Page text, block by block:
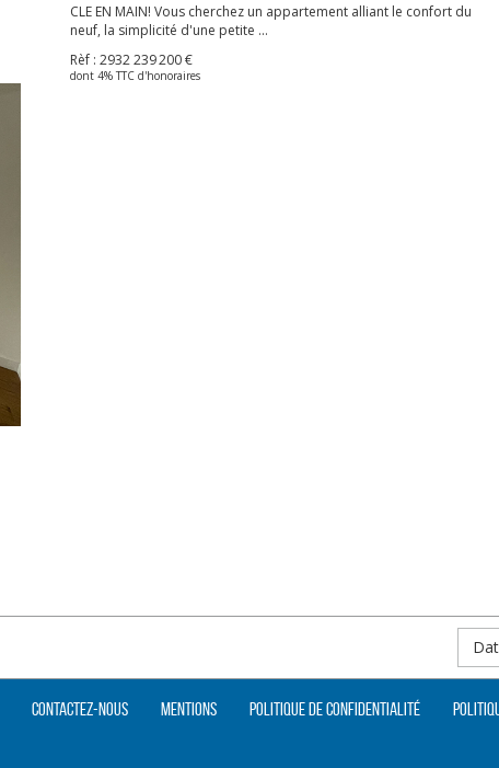
CLE EN MAIN! Vous cherchez un appartement alliant le confort du
neuf, la simplicité d'une petite ...
Rèf : 2932239 200 €
dont 4% TTC d'honoraires
Contactez-nous Mentions Politique de confidentialité